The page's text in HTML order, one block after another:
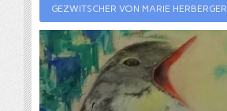
GEZWITSCHER VON MARIE HERBERGER